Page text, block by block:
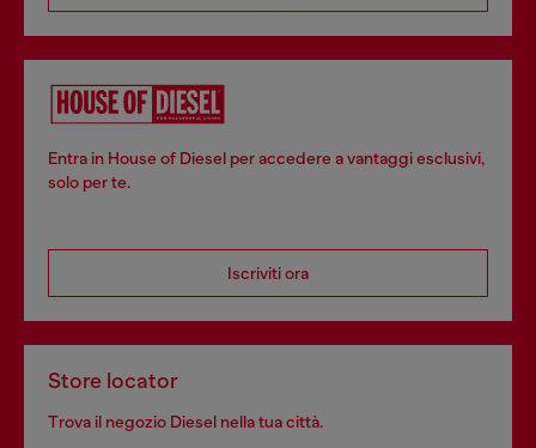
Entra in House of Diesel per accedere a vantaggi esclusivi,
solo per te.
Iscriviti ora
Store locator
Trova il negozio Diesel nella tua città.